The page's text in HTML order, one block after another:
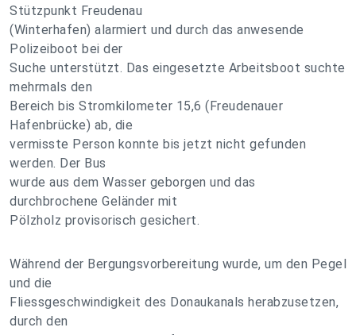
Stützpunkt Freudenau
(Winterhafen) alarmiert und durch das anwesende
Polizeiboot bei der
Suche unterstützt. Das eingesetzte Arbeitsboot suchte
mehrmals den
Bereich bis Stromkilometer 15,6 (Freudenauer
Hafenbrücke) ab, die
vermisste Person konnte bis jetzt nicht gefunden
werden. Der Bus
wurde aus dem Wasser geborgen und das
durchbrochene Geländer mit
Pölzholz provisorisch gesichert.
Während der Bergungsvorbereitung wurde, um den Pegel
und die
Fliessgeschwindigkeit des Donaukanals herabzusetzen,
durch den